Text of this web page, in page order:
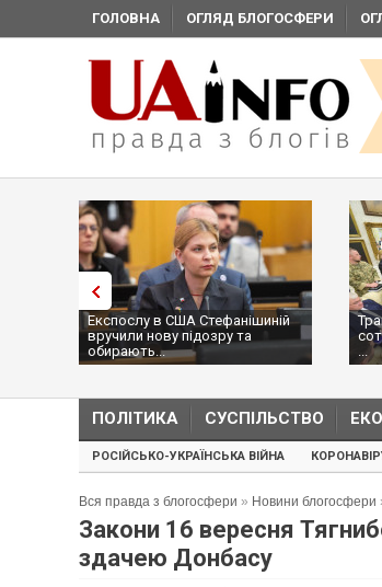
ГОЛОВНА ОГЛЯД БЛОГОСФЕРИ
Експослу в США Стефанішиній
вручили нову підозру та
обирають...
...
ПОЛІТИКА СУСПІЛЬСТВО
РОСІЙСЬКО-УКРАЇНСЬКА ВІЙНА
Вся правда з блогосфери » Новини блогосфери
Закони 16 вересня
здачею Донбасу